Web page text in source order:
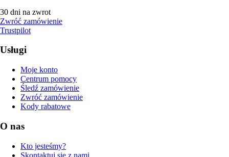
30 dni na zwrot
Zwróć zamówienie
Trustpilot
Usługi
Moje konto
Centrum pomocy
Śledź zamówienie
Zwróć zamówienie
Kody rabatowe
O nas
Kto jesteśmy?
Skontaktuj się z nami